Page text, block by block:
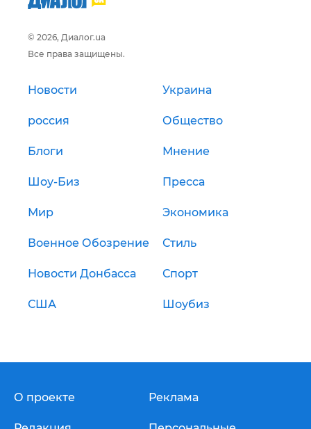
© 2026, Диалог.ua
Все права защищены.
Новости Украина
россия Общество
Блоги Мнение
Шоу-Биз Пресса
Мир Экономика
Военное Обозрение Стиль
Новости Донбасса Спорт
США Шоубиз
О проекте Реклама